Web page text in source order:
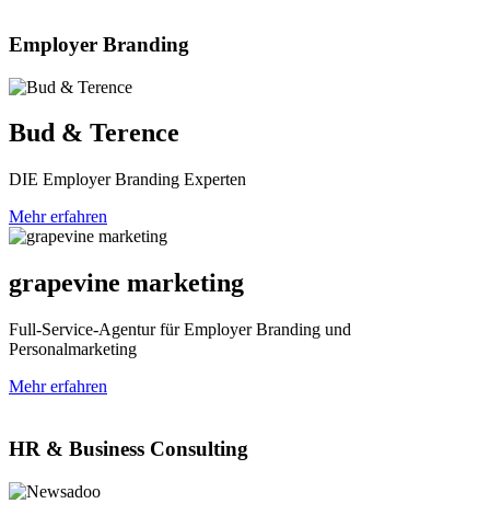
Employer Branding
Bud & Terence
DIE Employer Branding Experten
Mehr erfahren
grapevine marketing
Full-Service-Agentur für Employer Branding und
Personalmarketing
Mehr erfahren
HR & Business Consulting